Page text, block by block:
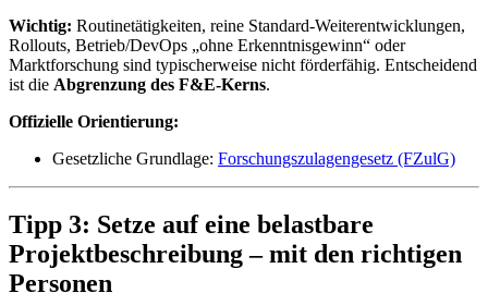
Wichtig: Routinetätigkeiten, reine Standard-Weiterentwicklungen,
Rollouts, Betrieb/DevOps „ohne Erkenntnisgewinn“ oder
Marktforschung sind typischerweise nicht förderfähig. Entscheidend
ist die Abgrenzung des F&E-Kerns.
Offizielle Orientierung:
Gesetzliche Grundlage: Forschungszulagengesetz (FZulG)
Tipp 3: Setze auf eine belastbare
Projektbeschreibung – mit den richtigen
Personen